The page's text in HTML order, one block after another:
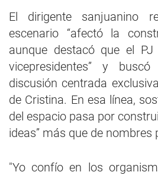
El dirigente sanjuanino
escenario “afectó la
aunque destacó que el PJ
vicepresidentes” y
discusión centrada
de Cristina. En esa línea,
del espacio pasa por
ideas” más que de nombres
"Yo confío en los